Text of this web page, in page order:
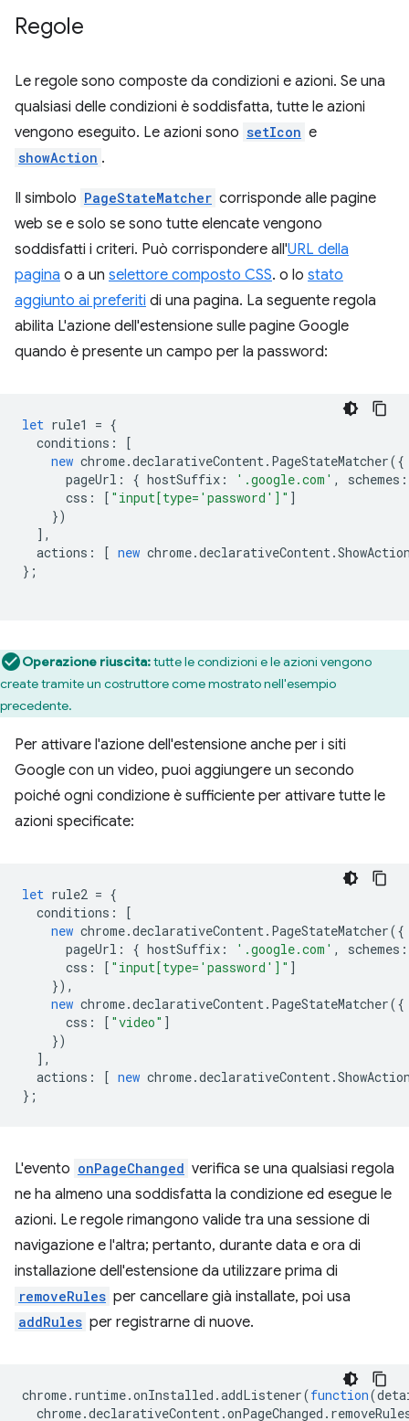
Regole
Le regole sono composte da condizioni e azioni. Se una
qualsiasi delle condizioni è soddisfatta, tutte le azioni
vengono eseguito. Le azioni sono setIcon e
showAction .
Il simbolo PageStateMatcher corrisponde alle pagine
web se e solo se sono tutte elencate vengono
soddisfatti i criteri. Può corrispondere all'URL della
pagina o a un selettore composto CSS. o lo stato
aggiunto ai preferiti di una pagina. La seguente regola
abilita L'azione dell'estensione sulle pagine Google
quando è presente un campo per la password:
let rule1 = {
conditions :
[
new chrome.declarativeContent. PageStateMatcher({
pageUrl : { hostSuffix : '.google.com' , schemes :
css : [ "input[type='password']" ]
})
],
actions : [ new chrome.declarativeContent.
};
Operazione riuscita:tutte le condizioni e le azioni vengono
create tramite un costruttore come mostrato nell'esempio
precedente.
Per attivare l'azione dell'estensione anche per i siti
Google con un video, puoi aggiungere un secondo
poiché ogni condizione è sufficiente per attivare tutte le
azioni specificate:
let rule2 = {
conditions :
[
new chrome.declarativeContent. PageStateMatcher({
pageUrl : { hostSuffix : '.google.com' , schemes :
css : [ "input[type='password']" ]
}),
new chrome.declarativeContent. PageStateMatcher({
css : [ "video" ]
})
],
actions : [ new chrome.declarativeContent.
};
L'evento onPageChanged verifica se una qualsiasi regola
ne ha almeno una soddisfatta la condizione ed esegue le
azioni. Le regole rimangono valide tra una sessione di
navigazione e l'altra; pertanto, durante data e ora di
installazione dell'estensione da utilizzare prima di
removeRules per cancellare già installate, poi usa
addRules per registrarne di nuove.
chrome. runtime.onInstalled .addListener(function(
chrome.declarativeContent.onPageChanged .